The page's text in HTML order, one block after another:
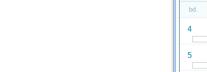
bd.
4
5